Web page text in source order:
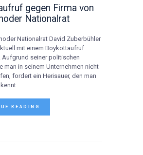
gegen Firma von
Nationalrat
Nationalrat David Zuberbühler
mit einem Boykottaufruf
Aufgrund seiner politischen
man in seinem Unternehmen nicht
fordert ein Herisauer, den man
READING